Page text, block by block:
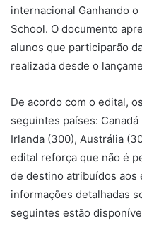
internacional Ganhando
School. O documento
alunos que participarão
realizada desde o
De acordo com o edital,
seguintes países:
Irlanda (300), Austrália
edital reforça que não é
de destino atribuídos aos
informações detalhadas
seguintes estão